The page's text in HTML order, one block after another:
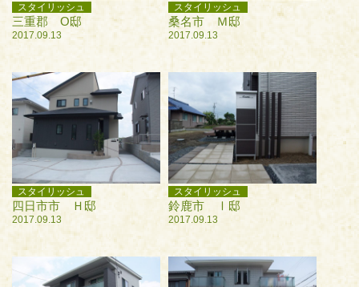
スタイリッシュ
三重郡 O邸
2017.09.13
スタイリッシュ
桑名市 Ｍ邸
2017.09.13
スタイリッシュ
四日市市 Ｈ邸
2017.09.13
スタイリッシュ
鈴鹿市 Ⅰ邸
2017.09.13